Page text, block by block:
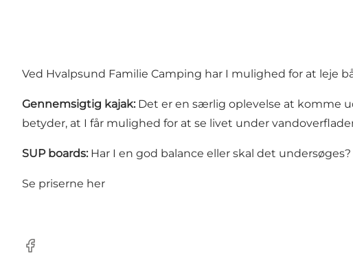
Ved Hvalpsund Familie Camping har I mulighed for at leje
Gennemsigtig kajak: Det er en særlig oplevelse at komme
betyder, at I får mulighed for at se livet under
SUP boards: Har I en god balance eller skal det
Se priserne her
Facebook